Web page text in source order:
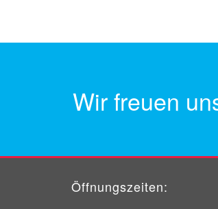
Wir freuen
Öffnungszeiten: